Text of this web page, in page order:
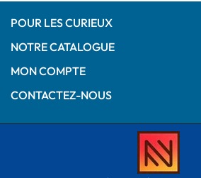
POUR LES CURIEUX
NOTRE CATALOGUE
MON COMPTE
CONTACTEZ-NOUS